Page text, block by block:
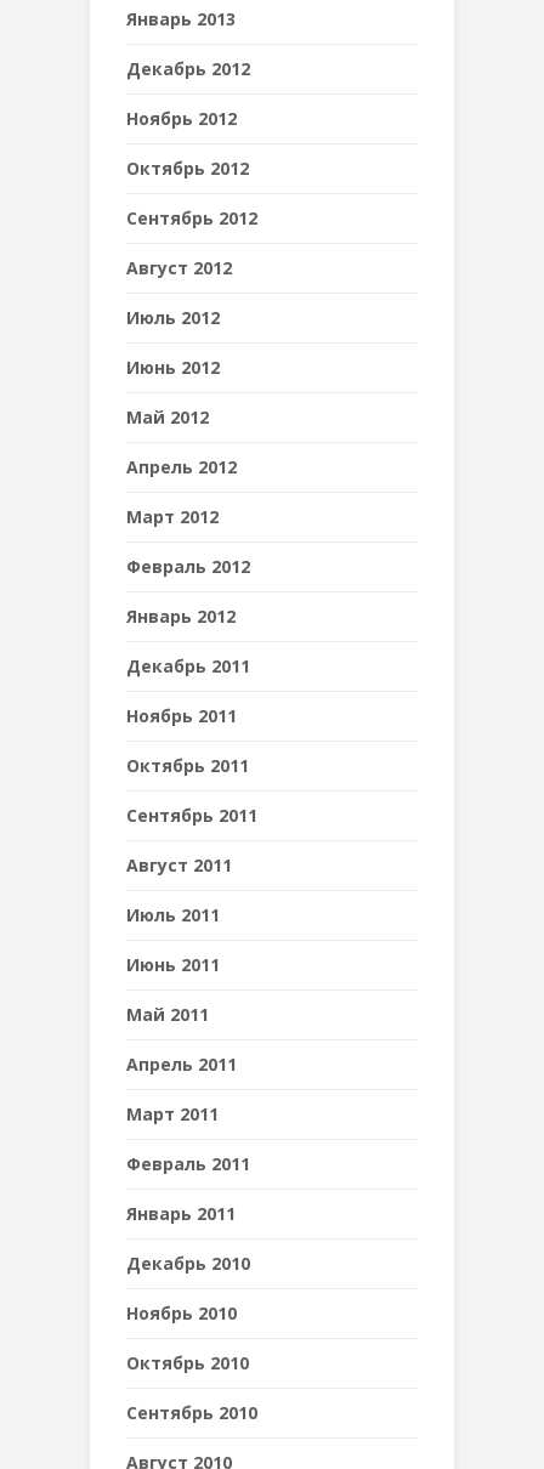
Январь 2013
Декабрь 2012
Ноябрь 2012
Октябрь 2012
Сентябрь 2012
Август 2012
Июль 2012
Июнь 2012
Май 2012
Апрель 2012
Март 2012
Февраль 2012
Январь 2012
Декабрь 2011
Ноябрь 2011
Октябрь 2011
Сентябрь 2011
Август 2011
Июль 2011
Июнь 2011
Май 2011
Апрель 2011
Март 2011
Февраль 2011
Январь 2011
Декабрь 2010
Ноябрь 2010
Октябрь 2010
Сентябрь 2010
Август 2010